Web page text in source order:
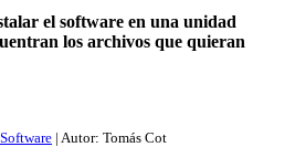
el software en una unidad
los archivos que quieran
Software | Autor: Tomás Cot